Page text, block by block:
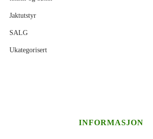
Jaktutstyr
SALG
Ukategorisert
INFORMASJON